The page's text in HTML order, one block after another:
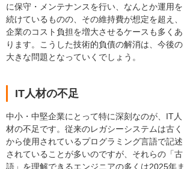
に保守・メンテナンスを行い、なんとか運用を
続けているものの、その維持費が想定を超え、
企業のコスト負担を増大させるケースも多くあ
ります。こうした技術的負債の解消は、今後の
大きな問題となっていくでしょう。
IT人材の不足
中小・中堅企業にとって特に深刻なのが、IT人
材の不足です。従来のレガシーシステムは古く
から使用されているプログラミング言語で記述
されていることが多いのですが、それらの「古
語」を理解できるエンジニアの多くは2025年ま